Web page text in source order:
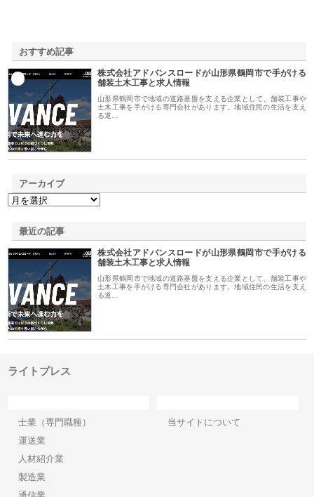
おすすめ記事
株式会社アドバンスロードが山形県鶴岡市で手がける
舗装土木工事と求人情報
山形県鶴岡市で地域の道路基盤を支える企業として、舗装工事や
土木工事を手がける専門会社があります。地域住民の生活を支え
る道…
アーカイブ
最近の記事
株式会社アドバンスロードが山形県鶴岡市で手がける
舗装土木工事と求人情報
山形県鶴岡市で地域の道路基盤を支える企業として、舗装工事や
土木工事を手がける専門会社があります。地域住民の生活を支え
る道…
ライトプレス
士業（専門職種）
運送業
人材紹介業
製造業
当サイトについて